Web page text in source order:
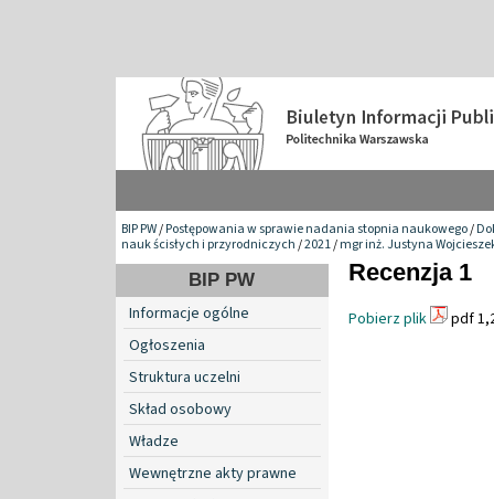
BIP PW/Postępowania w sprawie nadania stopnia naukowego/
nauk ścisłych i przyrodniczych/2021/mgr inż. Justyna
BIP PW
Informacje ogólne
Ogłoszenia
Struktura uczelni
Skład osobowy
Władze
Wewnętrzne akty prawne
Recenzja 1
Pobierz plik pdf